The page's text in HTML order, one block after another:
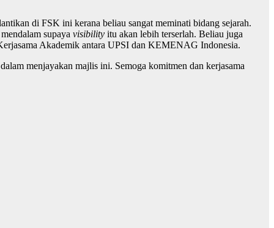
di FSK ini kerana beliau sangat meminati bidang sejarah.
supaya visibility itu akan lebih terserlah. Beliau juga
Akademik antara UPSI dan KEMENAG Indonesia.
menjayakan majlis ini. Semoga komitmen dan kerjasama